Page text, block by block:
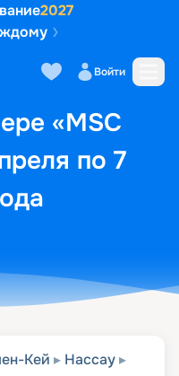
2027
Войти
«MSC
по 7
Маршрут и
Кей
Нассау